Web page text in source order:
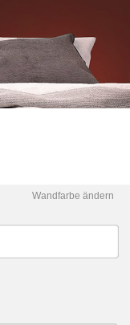
Wandfarbe ändern